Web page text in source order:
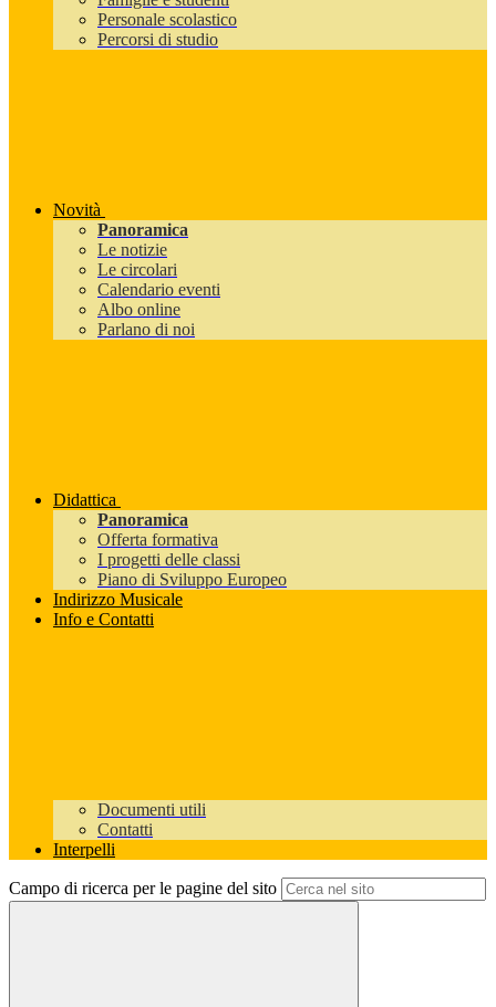
Personale scolastico
Percorsi di studio
Novità
Panoramica
Le notizie
Le circolari
Calendario eventi
Albo online
Parlano di noi
Didattica
Panoramica
Offerta formativa
I progetti delle classi
Piano di Sviluppo Europeo
Indirizzo Musicale
Info e Contatti
Documenti utili
Contatti
Interpelli
Campo di ricerca per le pagine del sito